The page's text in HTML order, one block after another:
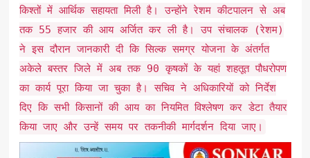
किश्तों में आर्थिक सहायता मिली है। उन्होंने रेशम कीटपालन से अब
तक 55 हजार की आय अर्जित कर ली है। उप संचालक (रेशम)
ने इस दौरान जानकारी दी कि सिल्क समग्र योजना के अंतर्गत
अकेले बस्तर जिले में अब तक 90 कृषकों के यहां शहतूत पौधरोपण
का कार्य पूरा किया जा चुका है। सचिव ने अधिकारियों को निर्देश
दिए कि सभी किसानों की आय का नियमित विश्लेषण कर डेटा तैयार
किया जाए और उन्हें समय पर तकनीकी मार्गदर्शन दिया जाए।